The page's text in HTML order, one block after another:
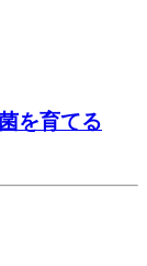
を育てる